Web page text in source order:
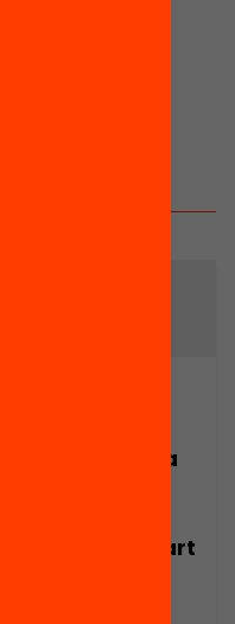
Catalunya. Una
educatives (part